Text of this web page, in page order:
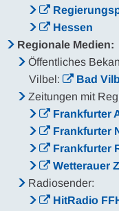
Hessen
Regionale Medien:
Öffentliches
Vilbel:
Bad
Zeitungen mit
Frankfurter
Frankfurter
Frankfurter
Wetterauer
Radiosender:
HitRadio